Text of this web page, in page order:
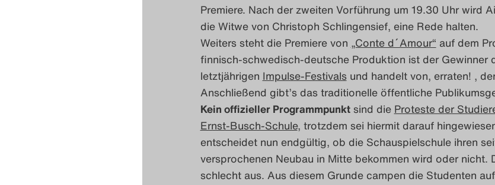
Premiere. Nach der zweiten Vorführung um 19.30 Uhr wird
die Witwe von Christoph Schlingensief, eine Rede halten.
Weiters steht die Premiere von „Conte d´Amour“ auf dem
finnisch-schwedisch-deutsche Produktion ist der Gewinner
letztjährigen Impulse-Festivalsund handelt von, erraten! ,
Anschließend gibt’s das traditionelle öffentliche
Kein offizieller Programmpunktsind die Proteste der
Ernst-Busch-Schule, trotzdem sei hiermit darauf
entscheidet nun endgültig, ob die Schauspielschule ihren
versprochenen Neubau in Mitte bekommen wird oder nicht.
schlecht aus. Aus diesem Grunde campen die Studenten